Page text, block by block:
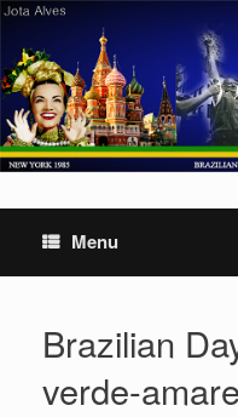
Skip
content
Menu
Brazilian
verde-